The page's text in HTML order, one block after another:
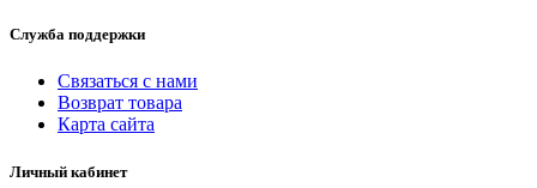
Служба поддержки
Связаться с нами
Возврат товара
Карта сайта
Личный кабинет